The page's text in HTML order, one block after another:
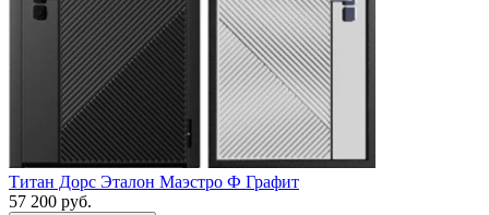
Титан Дорс Эталон Маэстро Ф Графит
57 200 руб.